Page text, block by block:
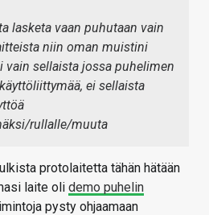
lasketa vaan puhutaan vain
niin oman muistini
vain sellaista jossa puhelimen
ei sellaista
rullalle/muuta
protolaitetta tähän hätään
laite oli demo puhelin
pysty ohjaamaan